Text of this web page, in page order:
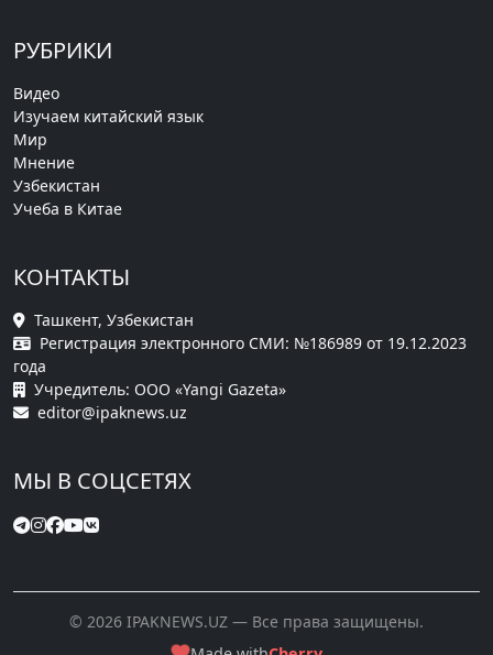
РУБРИКИ
Видео
Изучаем китайский язык
Мир
Мнение
Узбекистан
Учеба в Китае
КОНТАКТЫ
Ташкент, Узбекистан
Регистрация электронного СМИ: №186989 от 19.12.2023
года
Учредитель: ООО «Yangi Gazeta»
editor@ipaknews.uz
МЫ В СОЦСЕТЯХ
© 2026 IPAKNEWS.UZ — Все права защищены.